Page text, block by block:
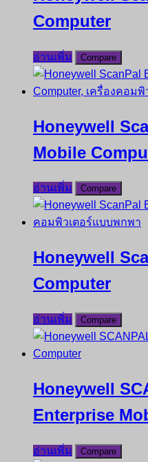
Computer
อ่านเพิ่ม Compare
Honeywell
Mobile
อ่านเพิ่ม Compare
Honeywell
Computer
อ่านเพิ่ม Compare
Honeywell
Enterprise
อ่านเพิ่ม Compare